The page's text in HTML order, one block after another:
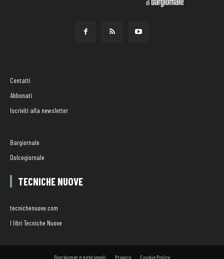
Contatti
Abbonati
Iscriviti alla newsletter
Bargiornale
Dolcegiornale
TECNICHE NUOVE
tecnichenuove.com
I libri Tecniche Nuove
Disclaimer e note legali Privacy Cookie Policy